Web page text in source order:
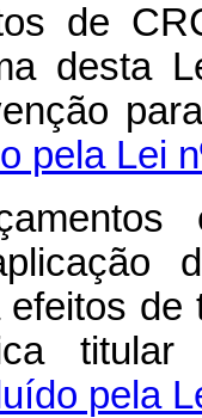
de
desta
pela Lei
pela